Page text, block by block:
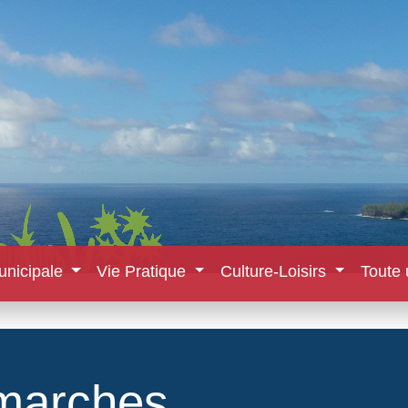
Vie Pratique Culture-Loisirs Toute